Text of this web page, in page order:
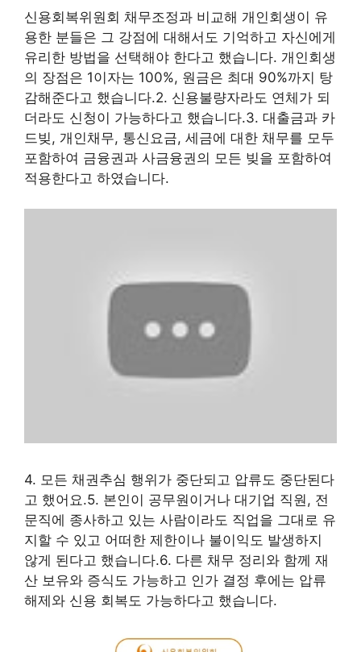
신용회복위원회 채무조정과 비교해 개인회생이 유
용한 분들은 그 강점에 대해서도 기억하고 자신에게
유리한 방법을 선택해야 한다고 했습니다. 개인회생
의 장점은 1이자는 100%, 원금은 최대 90%까지 탕
감해준다고 했습니다.2. 신용불량자라도 연체가 되
더라도 신청이 가능하다고 했습니다.3. 대출금과 카
드빚, 개인채무, 통신요금, 세금에 대한 채무를 모두
포함하여 금융권과 사금융권의 모든 빚을 포함하여
적용한다고 하였습니다.
4. 모든 채권추심 행위가 중단되고 압류도 중단된다
고 했어요.5. 본인이 공무원이거나 대기업 직원, 전
문직에 종사하고 있는 사람이라도 직업을 그대로 유
지할 수 있고 어떠한 제한이나 불이익도 발생하지
않게 된다고 했습니다.6. 다른 채무 정리와 함께 재
산 보유와 증식도 가능하고 인가 결정 후에는 압류
해제와 신용 회복도 가능하다고 했습니다.